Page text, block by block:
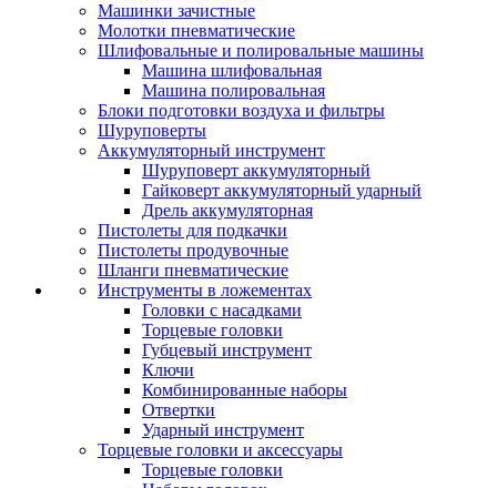
Машинки зачистные
Молотки пневматические
Шлифовальные и полировальные машины
Машина шлифовальная
Машина полировальная
Блоки подготовки воздуха и фильтры
Шуруповерты
Аккумуляторный инструмент
Шуруповерт аккумуляторный
Гайковерт аккумуляторный ударный
Дрель аккумуляторная
Пистолеты для подкачки
Пистолеты продувочные
Шланги пневматические
Инструменты в ложементах
Головки с насадками
Торцевые головки
Губцевый инструмент
Ключи
Комбинированные наборы
Отвертки
Ударный инструмент
Торцевые головки и аксессуары
Торцевые головки